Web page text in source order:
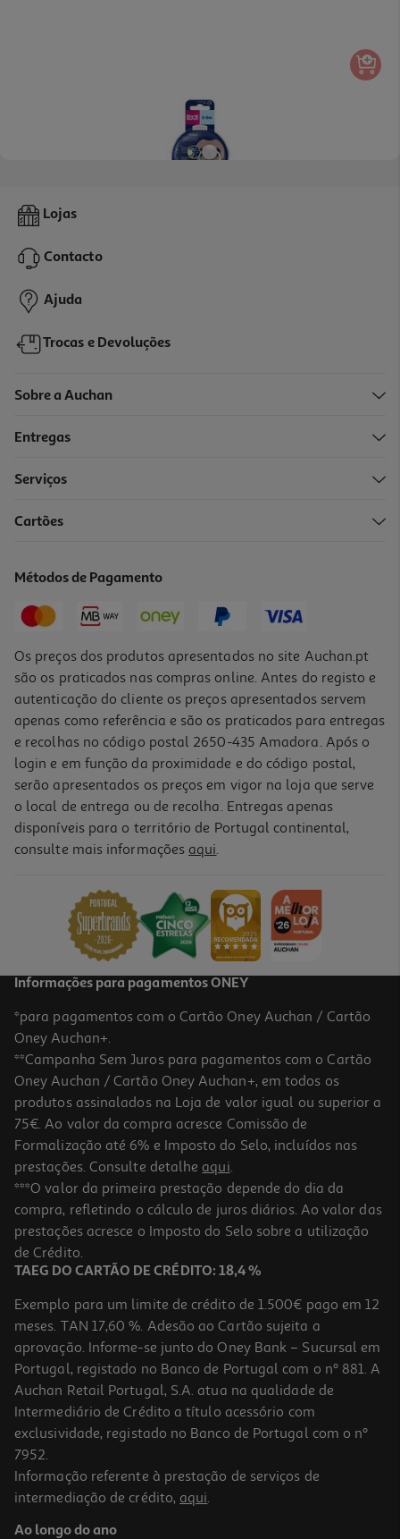
Chupeta Lovi Prime Glow 0-6m
7,05 €
Chupeta Lovi Prime 0-6m Violeta
Chupeta Lovi Prime 0-6m Azul
6.85 €/un
6,85 €
Chupeta Mam Perfect Start 0-2m Rosa 2 Un
8.11 €/un
Lojas
Contacto
Ajuda
Trocas e Devoluções
Sobre a Auchan
Entregas
Serviços
Cartões
Métodos de Pagamento
Os preços dos produtos apresentados no site Auchan.pt
são os praticados nas compras online. Antes do registo e
autenticação do cliente os preços apresentados servem
apenas como referência e são os praticados para entregas
e recolhas no código postal 2650-435 Amadora. Após o
login e em função da proximidade e do código postal,
serão apresentados os preços em vigor na loja que serve
o local de entrega ou de recolha. Entregas apenas
disponíveis para o território de Portugal continental,
consulte mais informações aqui.
Informações para pagamentos ONEY
*para pagamentos com o Cartão Oney Auchan / Cartão
Oney Auchan+.
**Campanha Sem Juros para pagamentos com o Cartão
Oney Auchan / Cartão Oney Auchan+, em todos os
produtos assinalados na Loja de valor igual ou superior a
75€. Ao valor da compra acresce Comissão de
Formalização até 6% e Imposto do Selo, incluídos nas
prestações. Consulte detalhe aqui.
***O valor da primeira prestação depende do dia da
compra, refletindo o cálculo de juros diários. Ao valor das
prestações acresce o Imposto do Selo sobre a utilização
de Crédito.
TAEG DO CARTÃO DE CRÉDITO: 18,4 %
Exemplo para um limite de crédito de 1.500€ pago em 12
meses. TAN 17,60 %. Adesão ao Cartão sujeita a
aprovação. Informe-se junto do Oney Bank – Sucursal em
Portugal, registado no Banco de Portugal com o nº 881. A
Auchan Retail Portugal, S.A. atua na qualidade de
Intermediário de Crédito a título acessório com
exclusividade, registado no Banco de Portugal com o nº
7952.
Informação referente à prestação de serviços de
intermediação de crédito, aqui.
Ao longo do ano